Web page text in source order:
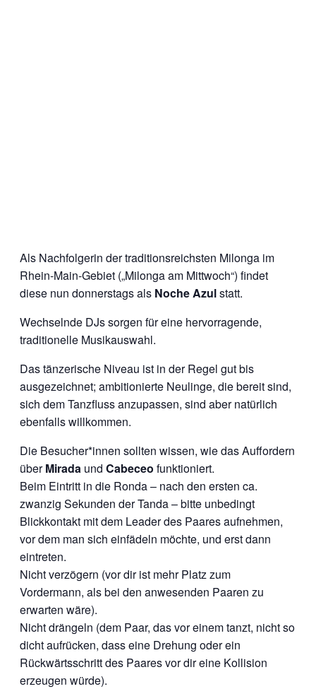
Als Nachfolgerin der traditionsreichsten Milonga im
Rhein-Main-Gebiet („Milonga am Mittwoch“) findet
diese nun donnerstags als Noche Azulstatt.
Wechselnde DJs sorgen für eine hervorragende,
traditionelle Musikauswahl.
Das tänzerische Niveau ist in der Regel gut bis
ausgezeichnet; ambitionierte Neulinge, die bereit sind,
sich dem Tanzfluss anzupassen, sind aber natürlich
ebenfalls willkommen.
Die Besucher*innen sollten wissen, wie das Auffordern
überMirada und Cabeceo funktioniert.
Beim Eintritt in die Ronda – nach den ersten ca.
zwanzig Sekunden der Tanda – bitte unbedingt
Blickkontakt mit dem Leader des Paares aufnehmen,
vor dem man sich einfädeln möchte, und erst dann
eintreten.
Nicht verzögern (vor dir ist mehr Platz zum
Vordermann, als bei den anwesenden Paaren zu
erwarten wäre).
Nicht drängeln (dem Paar, das vor einem tanzt, nicht so
dicht aufrücken, dass eine Drehung oder ein
Rückwärtsschritt des Paares vor dir eine Kollision
erzeugen würde).